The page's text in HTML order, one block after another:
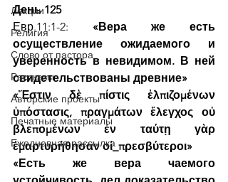
Лекции
Религия
Слово от пастора
Рассказы
Авторские проекты
Печатные материалы
Ежедневная рассылка
День 125
Евр.11:1-2: «Вера же есть
осуществление ожидаемого и
уверенность в невидимом. В ней
свидетельствованы древние»
«Ἔστιν δὲ πίστις ἐλπιζομένων
ὑπόστασις, πραγμάτων ἔλεγχος οὐ
βλεπομένων ἐν ταύτῃ γὰρ
ἐμαρτυρήθησαν οἱ_πρεσβύτεροι»
«Есть же вера чаемого